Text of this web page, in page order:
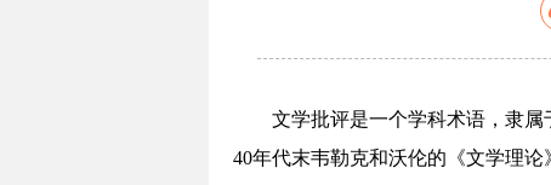
文学批评是一个学科术语，隶
40年代末韦勒克和沃伦的《文学理